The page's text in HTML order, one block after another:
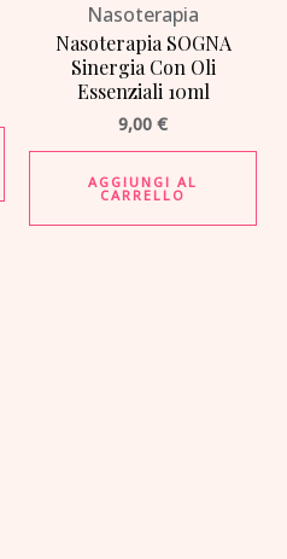
Nasoterapia
Nasoterapia SOGNA
Sinergia Con Oli
Essenziali 10ml
9,00€
AGGIUNGI AL
CARRELLO